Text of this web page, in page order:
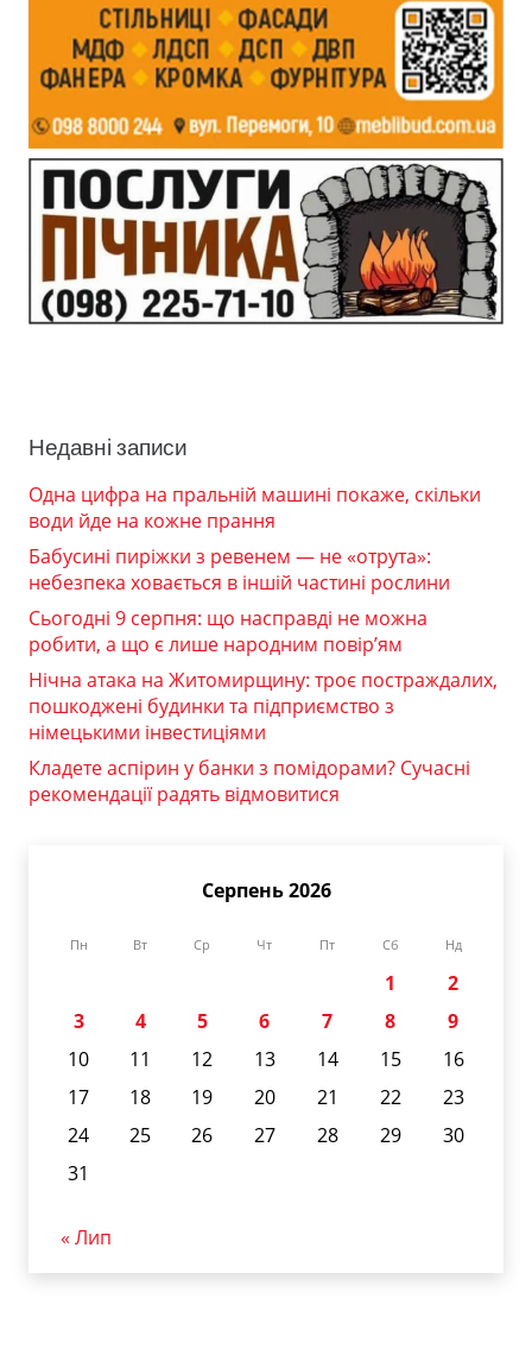
Недавні записи
Одна цифра на пральній машині покаже, скільки
води йде на кожне прання
Бабусині пиріжки з ревенем — не «отрута»:
небезпека ховається в іншій частині рослини
Сьогодні 9 серпня: що насправді не можна
робити, а що є лише народним повір’ям
Нічна атака на Житомирщину: троє постраждалих,
пошкоджені будинки та підприємство з
німецькими інвестиціями
Кладете аспірин у банки з помідорами? Сучасні
рекомендації радять відмовитися
Серпень 2026
Пн Вт Ср Чт Пт Сб Нд
1
2
3
4 5 6 7 8
9
10
11 12 13 14 15
16
17
18 19 20 21 22
23
24
25 26 27 28 29
30
31
« Лип